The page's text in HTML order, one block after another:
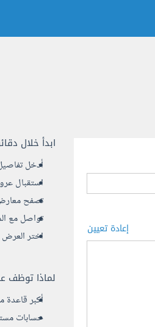
ابدأ خلال
أدخل
استقبال
تصفح معارض
تواصل مع
اختر
لماذا توظف
أكبر قاعدة
حسابات
إعادة تعيين